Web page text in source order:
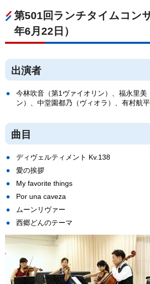
第501回ランチタイムコン
年6月22日）
出演者
今林吹音（第1ヴァイオリン）、福永里美
ン）、中堂園都乃（ヴィオラ）、有村航平
曲目
ディヴェルティメント Kv.138
愛の挨拶
My favorite things
Por una caveza
ムーンリヴァー
西郷どんのテーマ